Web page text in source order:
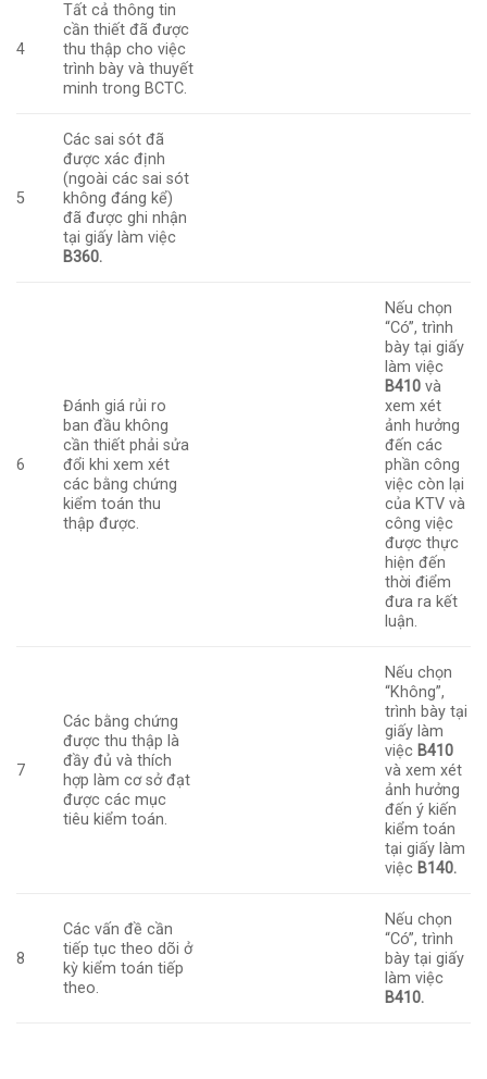
4
Tất cả thông tin
cần thiết đã được
thu thập cho việc
trình bày và thuyết
minh trong BCTC.
5
Các sai sót đã
được xác định
(ngoài các sai sót
không đáng kể)
đã được ghi nhận
tại giấy làm việc
B360.
6
Đánh giá rủi ro
ban đầu không
cần thiết phải sửa
đổi khi xem xét
các bằng chứng
kiểm toán thu
thập được.
Nếu chọn
“Có”, trình
bày tại giấy
làm việc
B410 và
xem xét
ảnh hưởng
đến các
phần công
việc còn lại
của KTV và
công việc
được thực
hiện đến
thời điểm
đưa ra kết
luận.
7
Các bằng chứng
được thu thập là
đầy đủ và thích
hợp làm cơ sở đạt
được các mục
tiêu kiểm toán.
Nếu chọn
“Không”,
trình bày tại
giấy làm
việc B410
và xem xét
ảnh hưởng
đến ý kiến
kiểm toán
tại giấy làm
việc B140.
8
Các vấn đề cần
tiếp tục theo dõi ở
kỳ kiểm toán tiếp
theo.
Nếu chọn
“Có”, trình
bày tại giấy
làm việc
B410.